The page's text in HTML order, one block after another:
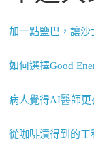
加一點鹽巴，讓沙
如何選擇Good
病人覺得AI醫師更
從咖啡漬得到的